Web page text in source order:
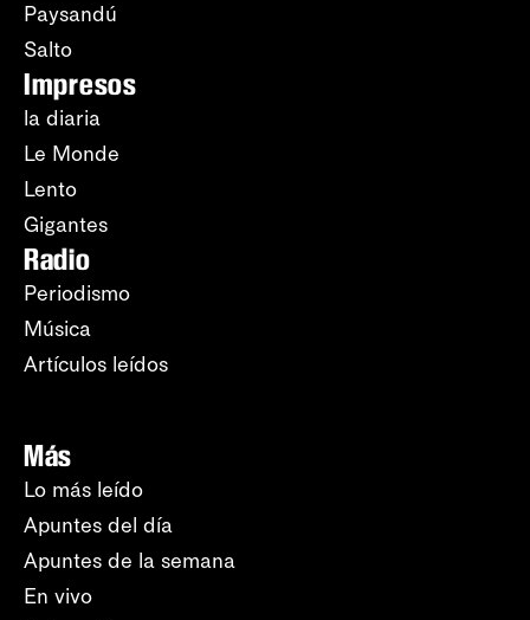
Paysandú
Salto
Impresos
la diaria
Le Monde
Lento
Gigantes
Radio
Periodismo
Música
Artículos leídos
Más
Lo más leído
Apuntes del día
Apuntes de la semana
En vivo